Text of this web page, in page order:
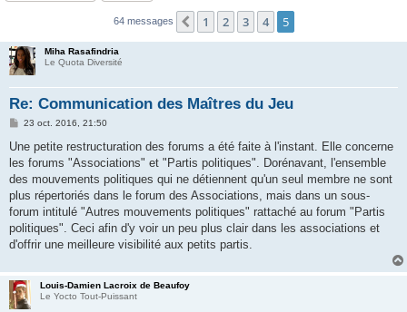
64 messages Précédente
1 2 3 4 5
Miha Rasafindria
Le Quota Diversité
Re: Communication des Maîtres du Jeu
M
s
a
g
23 oct. 2016, 21:50
Une petite restructuration des forums a été faite à l'instant. Elle concerne
les forums "Associations" et "Partis politiques". Dorénavant, l'ensemble
des mouvements politiques qui ne détiennent qu'un seul membre ne sont
plus répertoriés dans le forum des Associations, mais dans un sous-
forum intitulé "Autres mouvements politiques" rattaché au forum "Partis
politiques". Ceci afin d'y voir un peu plus clair dans les associations et
d'offrir une meilleure visibilité aux petits partis.
Louis-Damien Lacroix de Beaufoy
Le Yocto Tout-Puissant